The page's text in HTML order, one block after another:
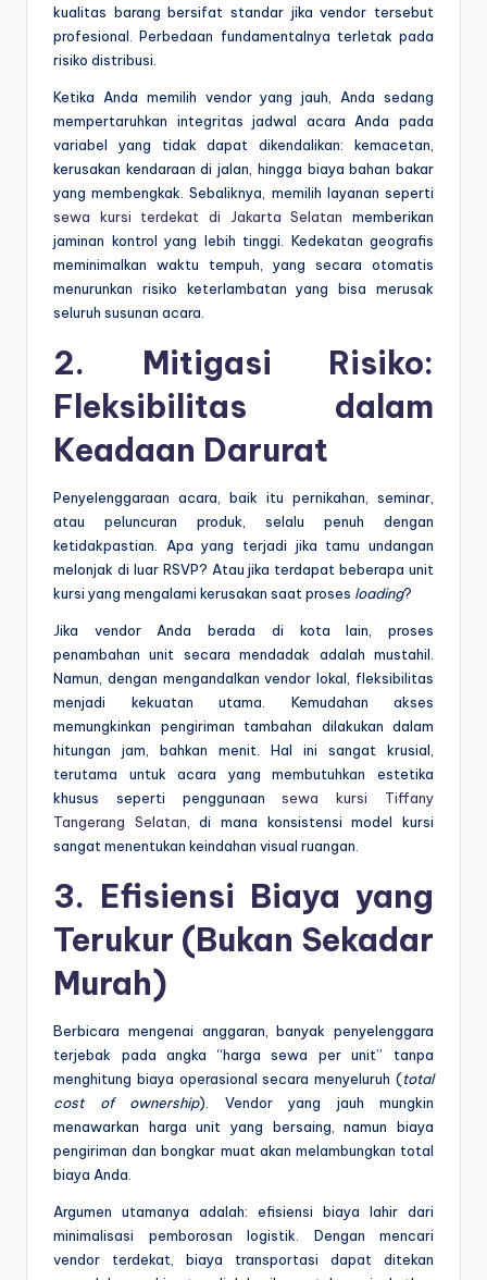
kualitas barang bersifat standar jika vendor tersebut
profesional. Perbedaan fundamentalnya terletak pada
risiko distribusi.
Ketika Anda memilih vendor yang jauh, Anda sedang
mempertaruhkan integritas jadwal acara Anda pada
variabel yang tidak dapat dikendalikan: kemacetan,
kerusakan kendaraan di jalan, hingga biaya bahan bakar
yang membengkak. Sebaliknya, memilih layanan seperti
sewa kursi terdekat di Jakarta Selatan memberikan
jaminan kontrol yang lebih tinggi. Kedekatan geografis
meminimalkan waktu tempuh, yang secara otomatis
menurunkan risiko keterlambatan yang bisa merusak
seluruh susunan acara.
2. Mitigasi Risiko:
Fleksibilitas dalam
Keadaan Darurat
Penyelenggaraan acara, baik itu pernikahan, seminar,
atau peluncuran produk, selalu penuh dengan
ketidakpastian. Apa yang terjadi jika tamu undangan
melonjak di luar RSVP? Atau jika terdapat beberapa unit
kursi yang mengalami kerusakan saat proses loading?
Jika vendor Anda berada di kota lain, proses
penambahan unit secara mendadak adalah mustahil.
Namun, dengan mengandalkan vendor lokal, fleksibilitas
menjadi kekuatan utama. Kemudahan akses
memungkinkan pengiriman tambahan dilakukan dalam
hitungan jam, bahkan menit. Hal ini sangat krusial,
terutama untuk acara yang membutuhkan estetika
khusus seperti penggunaansewa kursi Tiffany
Tangerang Selatan , di mana konsistensi model kursi
sangat menentukan keindahan visual ruangan.
3. Efisiensi Biaya yang
Terukur (Bukan Sekadar
Murah)
Berbicara mengenai anggaran, banyak penyelenggara
terjebak pada angka “harga sewa per unit” tanpa
menghitung biaya operasional secara menyeluruh (total
cost of ownership). Vendor yang jauh mungkin
menawarkan harga unit yang bersaing, namun biaya
pengiriman dan bongkar muat akan melambungkan total
biaya Anda.
Argumen utamanya adalah: efisiensi biaya lahir dari
minimalisasi pemborosan logistik. Dengan mencari
vendor terdekat, biaya transportasi dapat ditekan